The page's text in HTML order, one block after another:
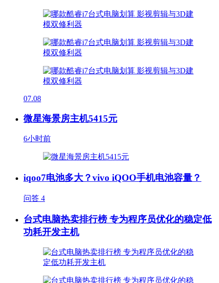
07.08
微星海景房主机5415元
6小时前
iqoo7电池多大？vivo iQOO手机电池容量？
问答 4
台式电脑热卖排行榜 专为程序员优化的稳定低
功耗开发主机